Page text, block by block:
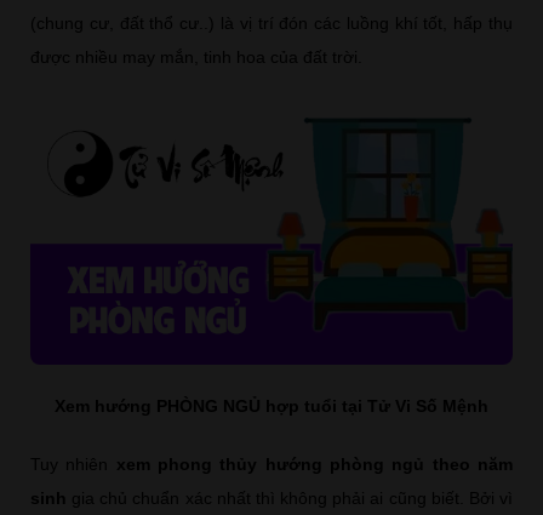
(chung cư, đất thổ cư..) là vị trí đón các luồng khí tốt, hấp thụ
được nhiều may mắn, tinh hoa của đất trời.
Xem hướng PHÒNG NGỦ hợp tuổi tại Tử Vi Số Mệnh
Tuy nhiên xem phong thủy hướng phòng ngủ theo năm
sinh gia chủ chuẩn xác nhất thì không phải ai cũng biết. Bởi vì